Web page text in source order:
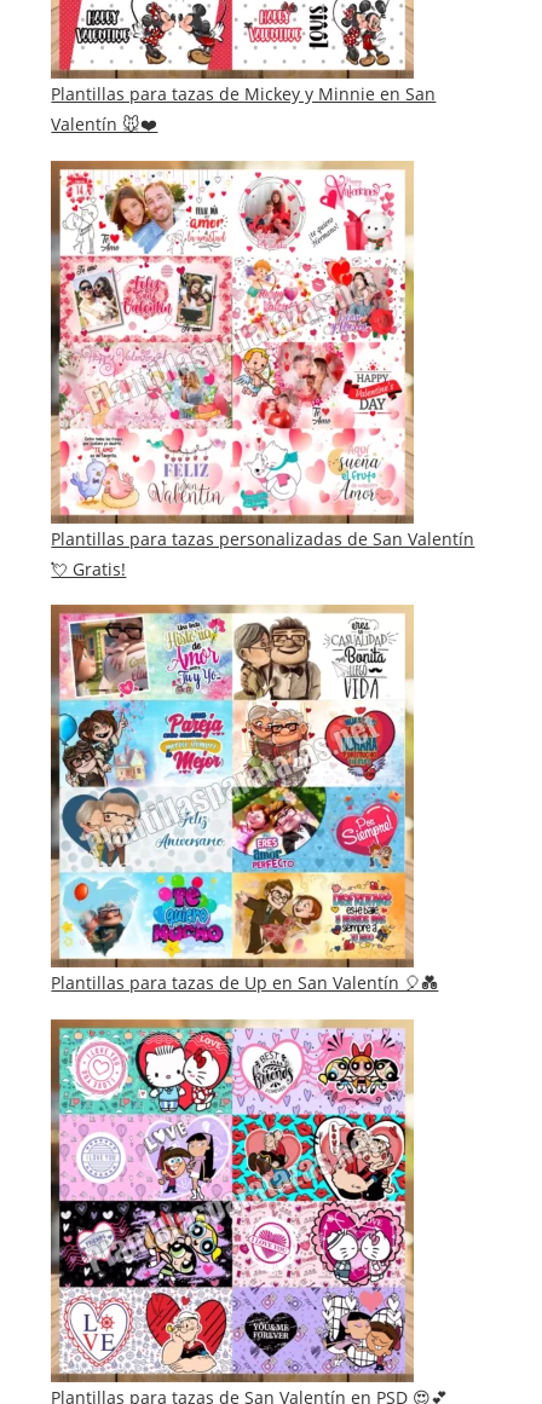
Plantillas para tazas de Mickey y Minnie en San
Valentín 🐭❤️
Plantillas para tazas personalizadas de San Valentín
💘 Gratis!
Plantillas para tazas de Up en San Valentín 🎈💑
Plantillas para tazas de San Valentín en PSD 😍💕